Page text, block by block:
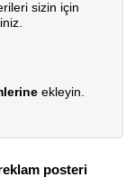
sizin için
ekleyin.
posteri